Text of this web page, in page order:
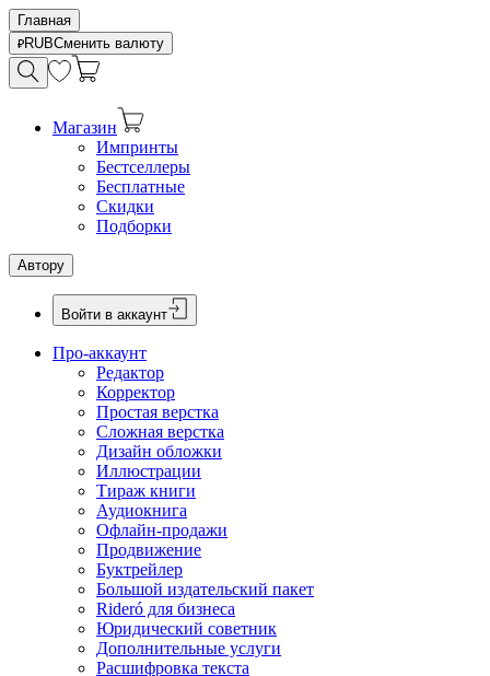
Главная
RUBСменить валюту
Магазин
Импринты
Бестселлеры
Бесплатные
Скидки
Подборки
Автору
Войти в аккаунт
Про-аккаунт
Редактор
Корректор
Простая верстка
Сложная верстка
Дизайн обложки
Иллюстрации
Тираж книги
Аудиокнига
Офлайн-продажи
Продвижение
Буктрейлер
Большой издательский пакет
Rideró для бизнеса
Юридический советник
Дополнительные услуги
Расшифровка текста